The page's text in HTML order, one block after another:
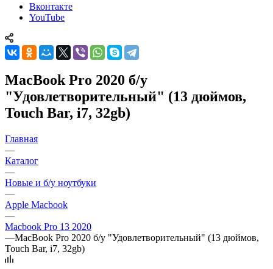
Вконтакте
YouTube
MacBook Pro 2020 б/у
"Удовлетворительный" (13 дюймов,
Touch Bar, i7, 32gb)
Главная
—
Каталог
—
Новые и б/у ноутбуки
—
Apple Macbook
—
Macbook Pro 13 2020
—MacBook Pro 2020 б/у "Удовлетворительный" (13 дюймов,
Touch Bar, i7, 32gb)